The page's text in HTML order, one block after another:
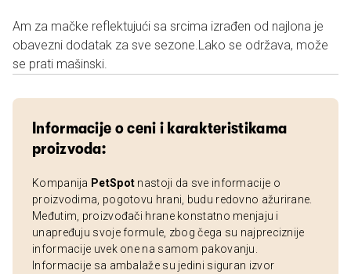
Am za mačke reflektujući sa srcima izrađen od najlona je
obavezni dodatak za sve sezone.Lako se održava, može
se prati mašinski.
Informacije o ceni i karakteristikama
proizvoda:
Kompanija PetSpot nastoji da sve informacije o
proizvodima, pogotovu hrani, budu redovno ažurirane.
Međutim, proizvođači hrane konstatno menjaju i
unapređuju svoje formule, zbog čega su najpreciznije
informacije uvek one na samom pakovanju.
Informacije sa ambalaže su jedini siguran izvor